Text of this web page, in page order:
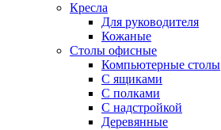
Кресла
Для руководителя
Кожаные
Столы офисные
Компьютерные столы
С ящиками
С полками
С надстройкой
Деревянные